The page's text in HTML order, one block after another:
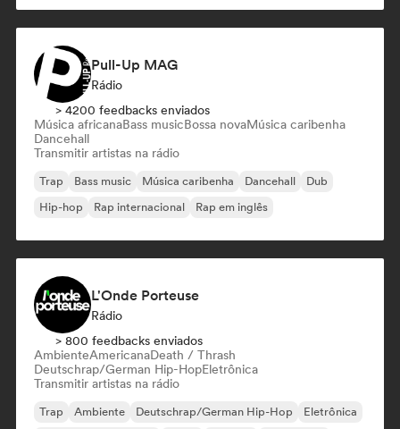
Pull-Up MAG
Rádio
> 4200 feedbacks enviados
Música africanaBass musicBossa novaMúsica caribenha
Dancehall
Transmitir artistas na rádio
Trap Bass music Música caribenha Dancehall
Dub
Hip-hop
Rap internacional Rap em inglês
L'Onde Porteuse
Rádio
> 800 feedbacks enviados
AmbienteAmericanaDeath / Thrash
Deutschrap/German Hip-HopEletrônica
Transmitir artistas na rádio
Trap Ambiente Deutschrap/German Hip-Hop Eletrônica